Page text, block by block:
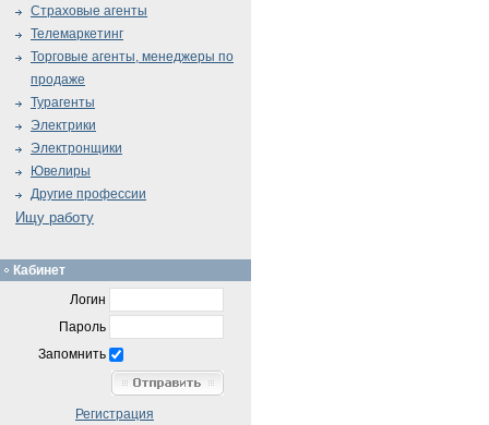
Страховые агенты
Телемаркетинг
Торговые агенты, менеджеры по
продаже
Турагенты
Электрики
Электронщики
Ювелиры
Другие профессии
Ищу работу
Кабинет
Логин
Пароль
Запомнить
Регистрация